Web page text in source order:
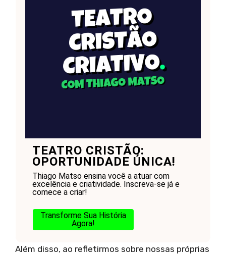
TEATRO CRISTÃO:
OPORTUNIDADE ÚNICA!
Thiago Matso ensina você a atuar com
excelência e criatividade. Inscreva-se já e
comece a criar!
Transforme Sua História
Agora!
Além disso, ao refletirmos sobre nossas próprias